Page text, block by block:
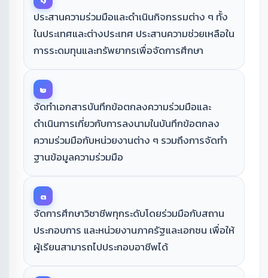
ประสานความร่วมมือและดำเนินกิจกรรมต่าง ๆ ทั้ง
ในประเทศและต่างประเทศ ประสานความช่วยเหลือใน
การระดมทุนและทรัพยากรเพื่อจัดการศึกษา
๒
จัดทำเอกสารบันทึกข้อตกลงความร่วมมือและ
ดำเนินการเกี่ยวกับการลงนามในบันทึกข้อตกลง
ความร่วมมือกับหน่วยงานต่าง ๆ รวมถึงการจัดทำ
ฐานข้อมูลความร่วมมือ
๓
จัดการศึกษาวิชาชีพทุกระดับโดยร่วมมือกับสถาน
ประกอบการ และหน่วยงานภาครัฐและเอกชน เพื่อให้
ผู้เรียนสามารถไปประกอบอาชีพได้